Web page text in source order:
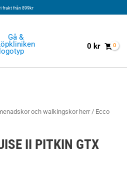
frakt från 899kr
0 kr
och walkingskor herr/ Ecco
II PITKIN GTX